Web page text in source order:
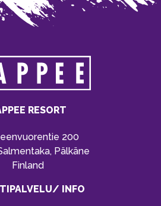
RESORT
200
Pälkäne
Finland
INFO